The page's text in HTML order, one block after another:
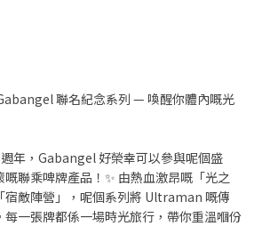
聯名紀念系列 — 喚醒你體內嘅光
年，Gabangel 好榮幸可以參與呢個盛
聯乘啤牌產品！✨ 由熱血激昂嘅「光之
宿敵陣營」，呢個系列將 Ultraman 嘅傳
一張牌都係一場時光旅行，帶你重溫嗰份